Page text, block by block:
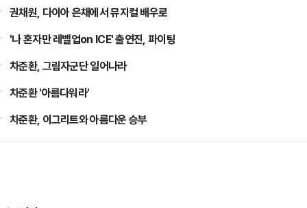
권채원, 다이아 은채에서 뮤지컬 배우로
'나 혼자만 레벨업on ICE' 출연진, 파이팅
차준환, 그림자군단 일어나라
차준환 '아름다워라'
차준환, 이그리트와 아름다운 승부